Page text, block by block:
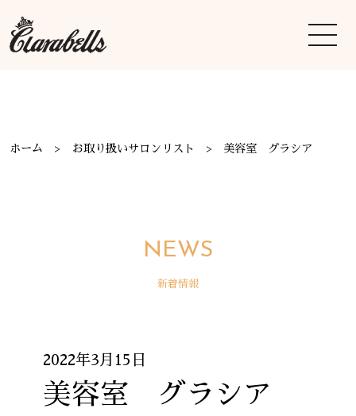
ホーム お取り扱いサロンリスト 美容室 グラシア
NEWS
新着情報
2022年3月15日
美容室 グラシア